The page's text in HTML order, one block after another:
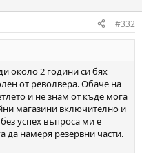
#332
около 2 години си бях
от револвера. Обаче на
и не знам от къде мога
магазини включително и
успех въпроса ми е
да намеря резервни части.